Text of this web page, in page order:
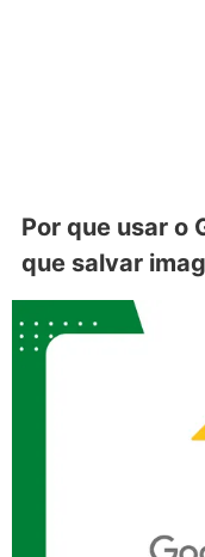
Por que usar o
que salvar